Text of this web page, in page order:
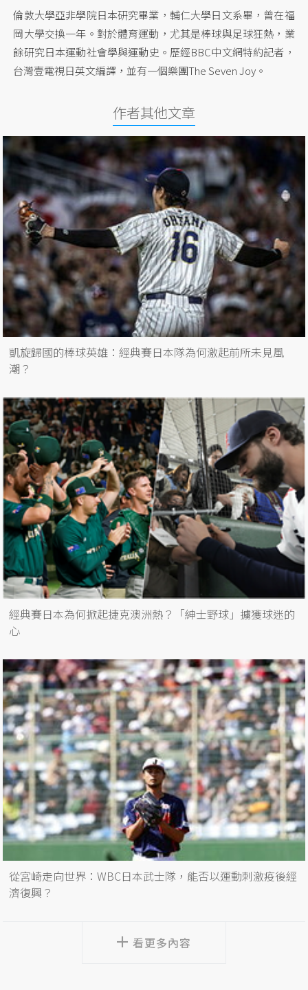
倫敦大學亞非學院日本研究畢業，輔仁大學日文系畢，曾在福
岡大學交換一年。對於體育運動，尤其是棒球與足球狂熱，業
餘研究日本運動社會學與運動史。歷經BBC中文網特約記者，
台灣壹電視日英文編譯，並有一個樂團The Seven Joy。
作者其他文章
凱旋歸國的棒球英雄：經典賽日本隊為何激起前所未見風
潮？
經典賽日本為何掀起捷克澳洲熱？「紳士野球」擄獲球迷的
心
從宮崎走向世界：WBC日本武士隊，能否以運動刺激疫後經
濟復興？
看更多內容